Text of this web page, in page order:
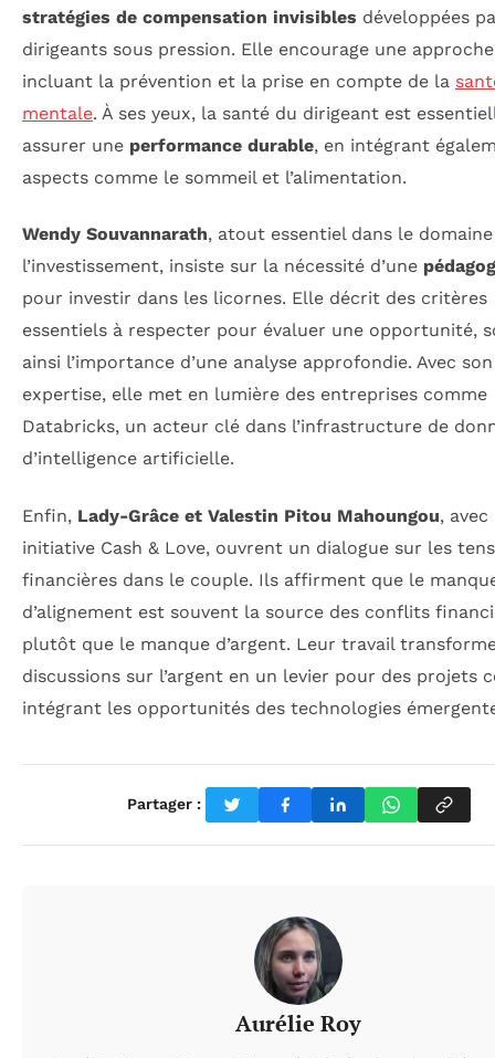
stratégies de compensation invisibles développées
dirigeants sous pression. Elle encourage une
incluant la prévention et la prise en compte de la
mentale. À ses yeux, la santé du dirigeant est
assurer une performance durable, en intégrant
aspects comme le sommeil et l’alimentation.
Wendy Souvannarath, atout essentiel dans le
l’investissement, insiste sur la nécessité d’une
pour investir dans les licornes. Elle décrit des critères
essentiels à respecter pour évaluer une opportunité,
ainsi l’importance d’une analyse approfondie. Avec son
expertise, elle met en lumière des entreprises comme
Databricks, un acteur clé dans l’infrastructure de
d’intelligence artificielle.
Enfin, Lady-Grâce et Valestin Pitou Mahoungou,
initiative Cash & Love, ouvrent un dialogue sur les
financières dans le couple. Ils affirment que le
d’alignement est souvent la source des conflits
plutôt que le manque d’argent. Leur travail
discussions sur l’argent en un levier pour des projets
intégrant les opportunités des technologies
Partager :
Aurélie Roy